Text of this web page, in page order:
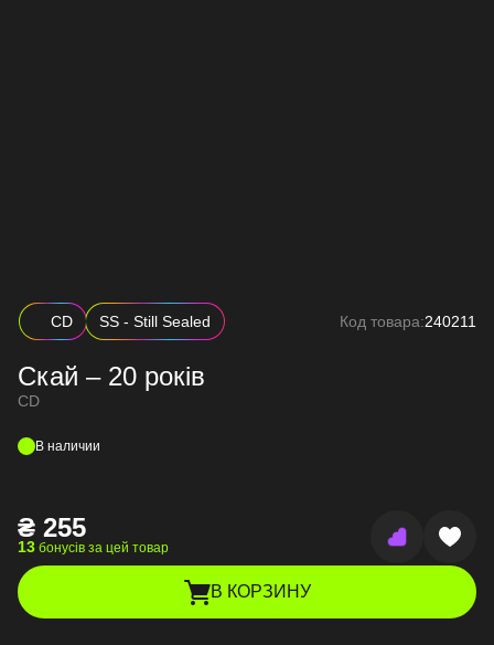
CD SS - Still Sealed Код товара:240211
Скай – 20 років
CD
В наличии
₴ 255
13 бонусів за цей товар
В КОРЗИНУ